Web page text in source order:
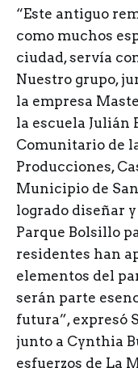
“Este antiguo
como muchos
ciudad, servía
Nuestro grupo,
la empresa
la escuela Julián
Comunitario de
Producciones,
Municipio de
logrado diseñar
Parque Bolsillo
residentes han
elementos del
serán parte
futura”, expresó
junto a Cynthia
esfuerzos de La